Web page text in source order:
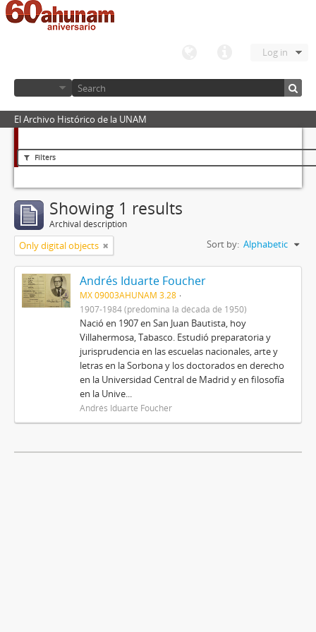
Log in
El Archivo Histórico de la UNAM
Filters
Showing 1 results
Archival description
Only digital objects Sort by: Alphabetic
Andrés Iduarte Foucher
MX 09003AHUNAM 3.28
1907-1984 (predomina la década de 1950)
Nació en 1907 en San Juan Bautista, hoy
Villahermosa, Tabasco. Estudió preparatoria y
jurisprudencia en las escuelas nacionales, arte y
letras en la Sorbona y los doctorados en derecho
en la Universidad Central de Madrid y en filosofía
en la Unive...
Andrés Iduarte Foucher